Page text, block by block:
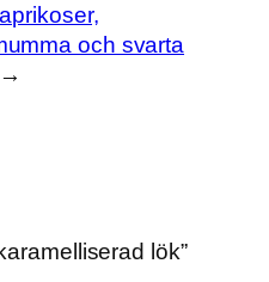
och svarta
→
lök”